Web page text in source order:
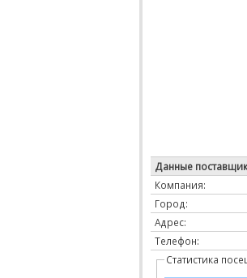
Данные
Компания:
Город:
Адрес:
Телефон:
Статистика